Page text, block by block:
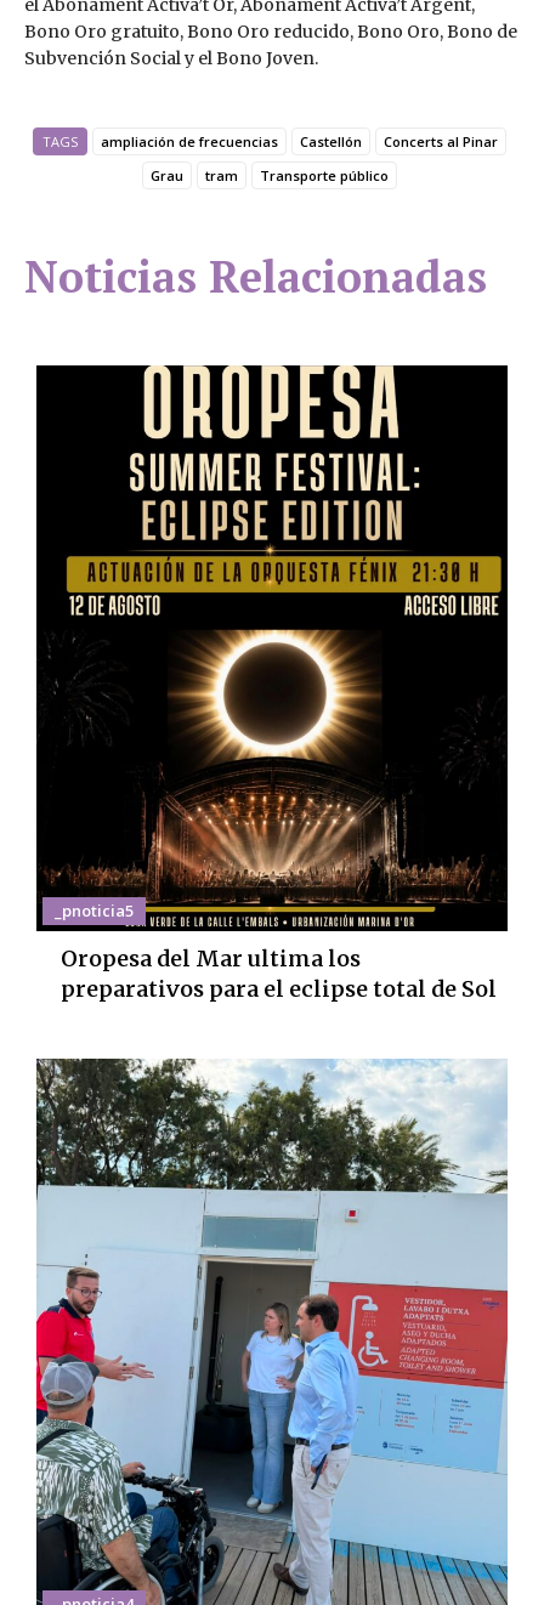
el Abonament Activa’t Or, Abonament Activa’t Argent,
Bono Oro gratuito, Bono Oro reducido, Bono Oro, Bono de
Subvención Social y el Bono Joven.
TAGS ampliación de frecuencias Castellón
Concerts al Pinar
Grau
tram Transporte público
Noticias Relacionadas
_pnoticia5
Oropesa del Mar ultima los
preparativos para el eclipse total de Sol